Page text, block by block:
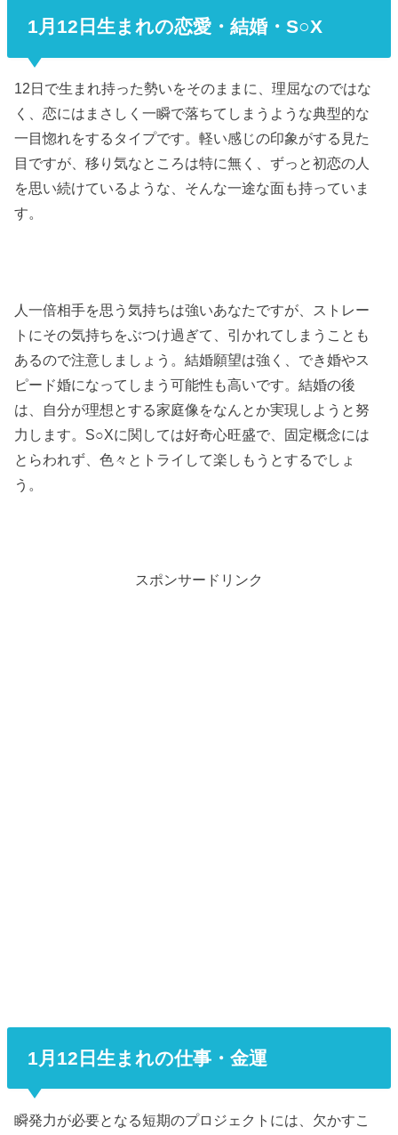
1月12日生まれの恋愛・結婚・S○X
12日で生まれ持った勢いをそのままに、理屈なのではな
く、恋にはまさしく一瞬で落ちてしまうような典型的な
一目惚れをするタイプです。軽い感じの印象がする見た
目ですが、移り気なところは特に無く、ずっと初恋の人
を思い続けているような、そんな一途な面も持っていま
す。
人一倍相手を思う気持ちは強いあなたですが、ストレー
トにその気持ちをぶつけ過ぎて、引かれてしまうことも
あるので注意しましょう。結婚願望は強く、でき婚やス
ピード婚になってしまう可能性も高いです。結婚の後
は、自分が理想とする家庭像をなんとか実現しようと努
力します。S○Xに関しては好奇心旺盛で、固定概念には
とらわれず、色々とトライして楽しもうとするでしょ
う。
スポンサードリンク
1月12日生まれの仕事・金運
瞬発力が必要となる短期のプロジェクトには、欠かすこ